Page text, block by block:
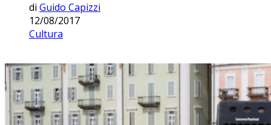
di Guido Capizzi
12/08/2017
Cultura